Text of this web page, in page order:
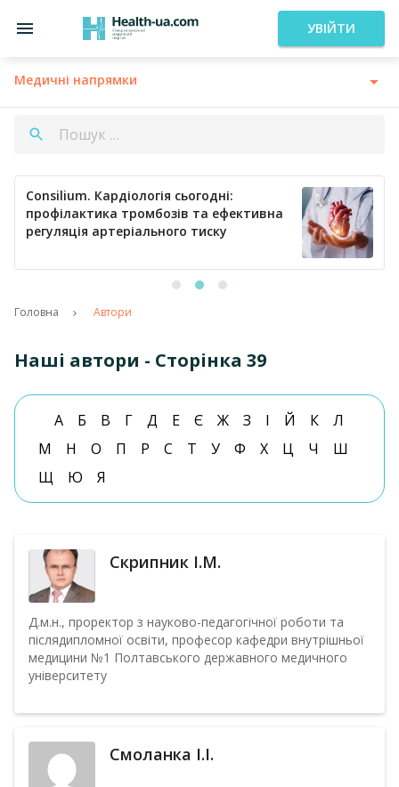
УВІЙТИ
Медичні напрямки
Consilium. Кардіологія сьогодні:
профілактика тромбозів та ефективна
регуляція артеріального тиску
Головна Автори
Наші автори - Сторінка 39
А Б В Г Д Е Є Ж З І Й К
Л
М
Н О П Р С Т У Ф Х Ц Ч
Ш
Щ
Ю Я
Скрипник І.М.
Д.м.н., проректор з науково-педагогічної роботи та
післядипломної освіти, професор кафедри внутрішньої
медицини №1 Полтавського державного медичного
університету
Смоланка І.І.